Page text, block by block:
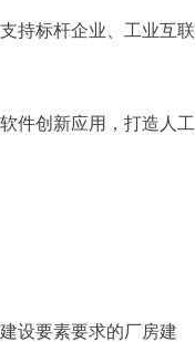
持标杆企业、工业互联
件创新应用，打造人工
设要素要求的厂房建